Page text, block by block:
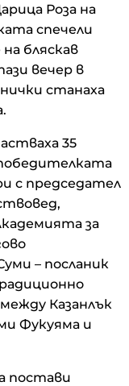
Роза на
спечели
бляскав
вечер в
станаха
35
с председател
за
– посланик
Казанлък
Фукуяма и
постави